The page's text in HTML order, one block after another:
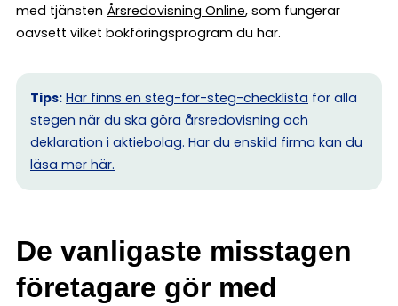
med tjänsten Årsredovisning Online, som fungerar
oavsett vilket bokföringsprogram du har.
Tips: Här finns en steg-för-steg-checklista för alla
stegen när du ska göra årsredovisning och
deklaration i aktiebolag. Har du enskild firma kan du
läsa mer här.
De vanligaste misstagen
företagare gör med